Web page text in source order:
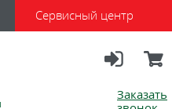
Сервисный центр
Заказать